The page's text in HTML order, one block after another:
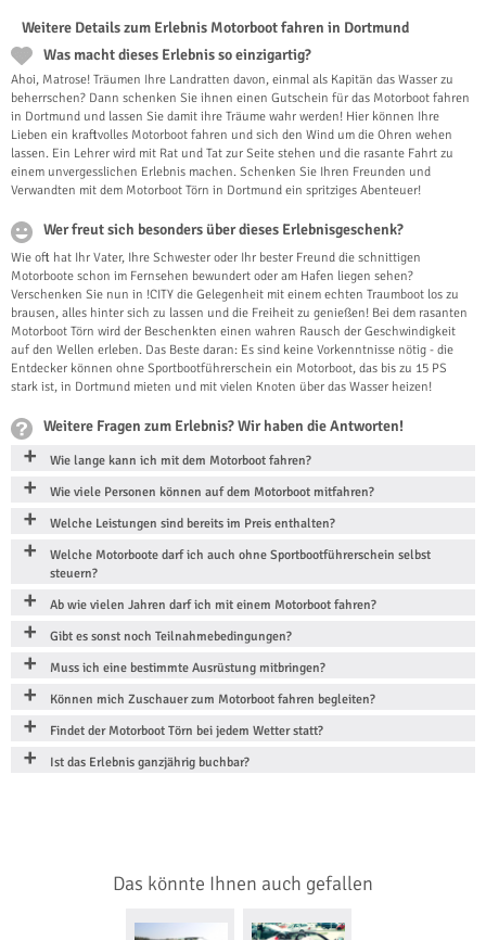
Weitere Details zum Erlebnis Motorboot fahren in Dortmund
Was macht dieses Erlebnis so einzigartig?
Ahoi, Matrose! Träumen Ihre Landratten davon, einmal als Kapitän das Wasser zu
beherrschen? Dann schenken Sie ihnen einen Gutschein für das Motorboot fahren
in Dortmund und lassen Sie damit ihre Träume wahr werden! Hier können Ihre
Lieben ein kraftvolles Motorboot fahren und sich den Wind um die Ohren wehen
lassen. Ein Lehrer wird mit Rat und Tat zur Seite stehen und die rasante Fahrt zu
einem unvergesslichen Erlebnis machen. Schenken Sie Ihren Freunden und
Verwandten mit dem Motorboot Törn in Dortmund ein spritziges Abenteuer!
Wer freut sich besonders über dieses Erlebnisgeschenk?
Wie oft hat Ihr Vater, Ihre Schwester oder Ihr bester Freund die schnittigen
Motorboote schon im Fernsehen bewundert oder am Hafen liegen sehen?
Verschenken Sie nun in !CITY die Gelegenheit mit einem echten Traumboot los zu
brausen, alles hinter sich zu lassen und die Freiheit zu genießen! Bei dem rasanten
Motorboot Törn wird der Beschenkten einen wahren Rausch der Geschwindigkeit
auf den Wellen erleben. Das Beste daran: Es sind keine Vorkenntnisse nötig - die
Entdecker können ohne Sportbootführerschein ein Motorboot, das bis zu 15 PS
stark ist, in Dortmund mieten und mit vielen Knoten über das Wasser heizen!
Weitere Fragen zum Erlebnis? Wir haben die Antworten!
Wie lange kann ich mit dem Motorboot fahren?
Wie viele Personen können auf dem Motorboot mitfahren?
Welche Leistungen sind bereits im Preis enthalten?
Welche Motorboote darf ich auch ohne Sportbootführerschein selbst
steuern?
Ab wie vielen Jahren darf ich mit einem Motorboot fahren?
Gibt es sonst noch Teilnahmebedingungen?
Muss ich eine bestimmte Ausrüstung mitbringen?
Können mich Zuschauer zum Motorboot fahren begleiten?
Findet der Motorboot Törn bei jedem Wetter statt?
Ist das Erlebnis ganzjährig buchbar?
Das könnte Ihnen auch gefallen